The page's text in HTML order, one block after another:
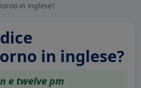
in inglese?
in inglese?
e twelve pm